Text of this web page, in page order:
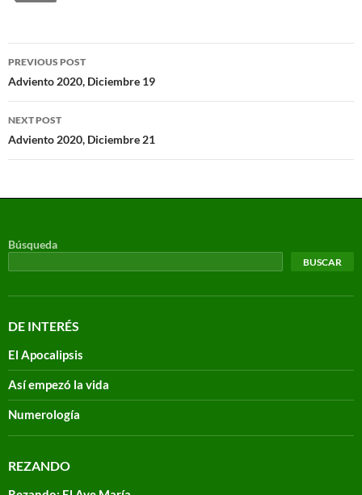
PREVIOUS POST
Adviento 2020, Diciembre 19
NEXT POST
Adviento 2020, Diciembre 21
Búsqueda
BUSCAR
DE INTERÉS
El Apocalipsis
Así empezó la vida
Numerología
REZANDO